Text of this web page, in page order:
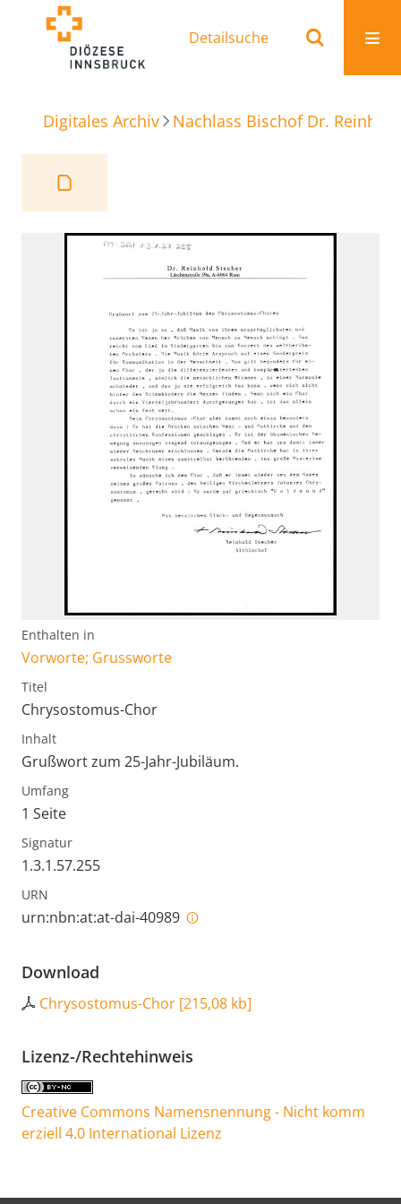
Detailsuche
Digitales Archiv Nachlass Bischof Dr.
Enthalten in
Vorworte; Grussworte
Titel
Chrysostomus-Chor
Inhalt
Grußwort zum 25-Jahr-Jubiläum.
Umfang
1 Seite
Signatur
1.3.1.57.255
URN
urn:nbn:at:at-dai-40989
Download
Chrysostomus-Chor [215,08 kb]
Lizenz-/Rechtehinweis
Creative Commons Namensnennung - Nicht komm
erziell 4.0 International Lizenz